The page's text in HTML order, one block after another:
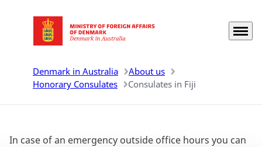
Go to frontpage Menu
Denmark in Australia
About us
Honorary Consulates
Consulates in Fiji
In case of an emergency outside office hours you can